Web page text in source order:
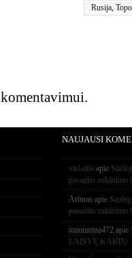
Rusija,
komentavimui.
NAUJAUSI
viršaitis apie
pasaulio sukūrimo
Arūnas apie
pasaulio sukūrimo
mantanina472 apie
LAISVĘ KARTU